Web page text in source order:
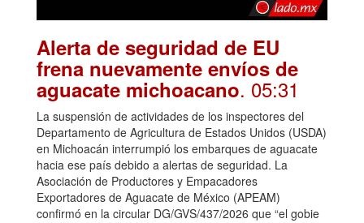
Alerta de seguridad de EU
frena nuevamente envíos de
aguacate michoacano. 05:31
La suspensión de actividades de los inspectores del
Departamento de Agricultura de Estados Unidos (USDA)
en Michoacán interrumpió los embarques de aguacate
hacia ese país debido a alertas de seguridad. La
Asociación de Productores y Empacadores
Exportadores de Aguacate de México (APEAM)
confirmó en la circular DG/GVS/437/2026 que “el gobie